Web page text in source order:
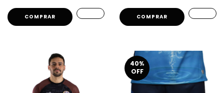
COMPRAR COMPRAR
40%
OFF